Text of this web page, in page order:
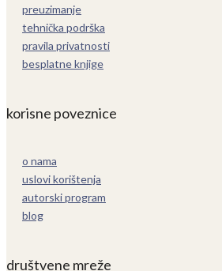
preuzimanje
tehnička podrška
pravila privatnosti
besplatne knjige
korisne poveznice
o nama
uslovi korištenja
autorski program
blog
društvene mreže